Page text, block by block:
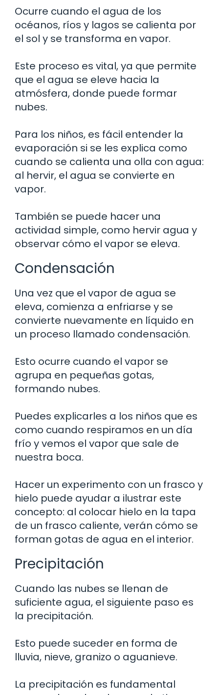
Ocurre cuando el agua de los
océanos, ríos y lagos se calienta por
el sol y se transforma en vapor.
Este proceso es vital, ya que permite
que el agua se eleve hacia la
atmósfera, donde puede formar
nubes.
Para los niños, es fácil entender la
evaporación si se les explica como
cuando se calienta una olla con agua:
al hervir, el agua se convierte en
vapor.
También se puede hacer una
actividad simple, como hervir agua y
observar cómo el vapor se eleva.
Condensación
Una vez que el vapor de agua se
eleva, comienza a enfriarse y se
convierte nuevamente en líquido en
un proceso llamado condensación.
Esto ocurre cuando el vapor se
agrupa en pequeñas gotas,
formando nubes.
Puedes explicarles a los niños que es
como cuando respiramos en un día
frío y vemos el vapor que sale de
nuestra boca.
Hacer un experimento con un frasco y
hielo puede ayudar a ilustrar este
concepto: al colocar hielo en la tapa
de un frasco caliente, verán cómo se
forman gotas de agua en el interior.
Precipitación
Cuando las nubes se llenan de
suficiente agua, el siguiente paso es
la precipitación.
Esto puede suceder en forma de
lluvia, nieve, granizo o aguanieve.
La precipitación es fundamental